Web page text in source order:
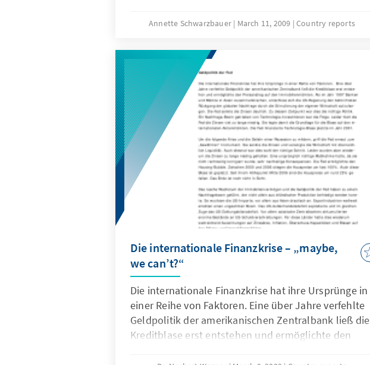
Bürgermeister von Beira, Daviz Simango, gewählt.
Annette Schwarzbauer March 11, 2009 Country reports
Die internationale Finanzkrise – „maybe,
we can’t?“
Die internationale Finanzkrise hat ihre Ursprünge in
einer Reihe von Faktoren. Eine über Jahre verfehlte
Geldpolitik der amerikanischen Zentralbank ließ die
Kreditblase erst entstehen und ermöglichte den